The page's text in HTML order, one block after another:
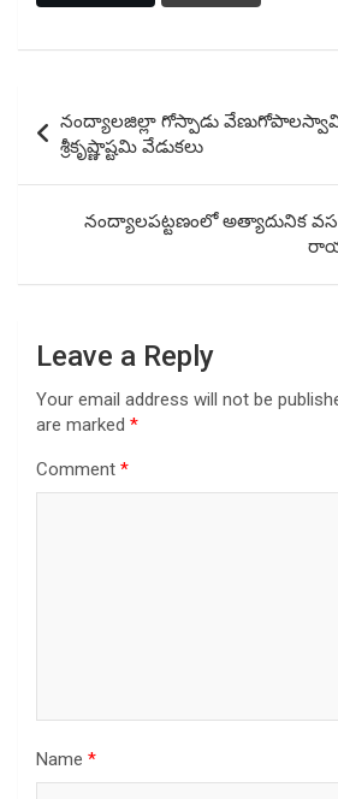
navigation
నంద్యాలజిల్లా గోస్పాడు
శ్రీకృష్ణాష్టమి వేడుకలు
నంద్యాలపట్టణంలో అత్యాదునిక
Leave a Reply
Your email address will not be
are marked *
Comment *
Name *